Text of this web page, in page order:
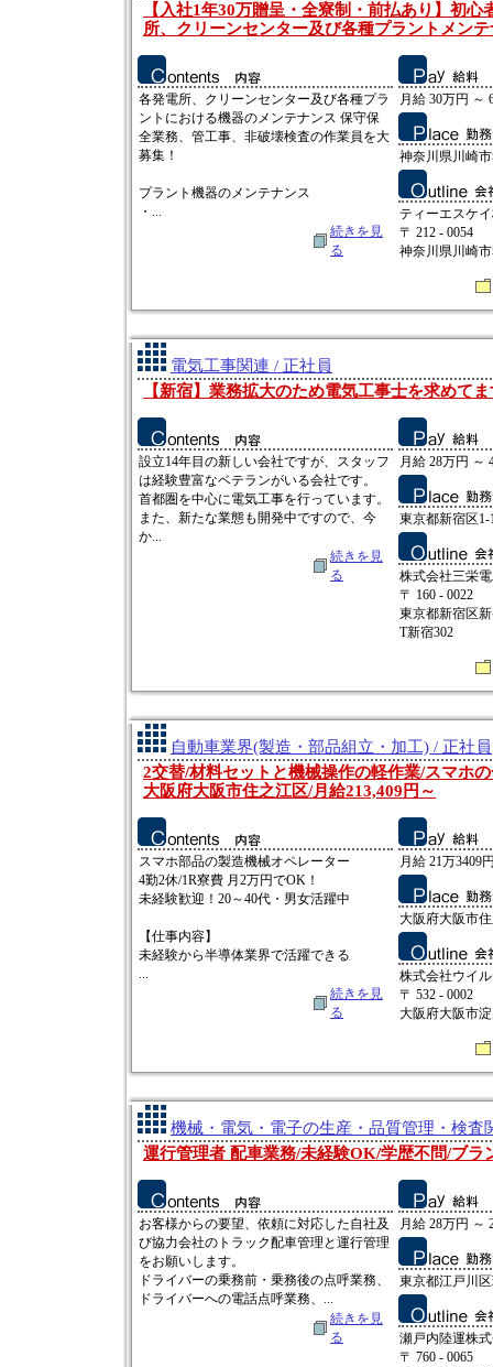
【入社1年30万贈呈・全寮制・前払あり】初
所、クリーンセンター及び各種プラントメン
各発電所、クリーンセンター及び各種プラ
ントにおける機器のメンテナンス 保守保
全業務、管工事、非破壊検査の作業員を大
募集！
プラント機器のメンテナンス
・...
続きを見
る
月給 30万円 ～
神奈川県川崎
ティーエスケ
〒 212 - 0054
神奈川県川崎
電気工事関連 / 正社員
【新宿】業務拡大のため電気工事士を求めて
設立14年目の新しい会社ですが、スタッフ
は経験豊富なベテランがいる会社です。
首都圏を中心に電気工事を行っています。
また、新たな業態も開発中ですので、今
か...
続きを見
る
月給 28万円 ～
東京都新宿区1-
株式会社三栄
〒 160 - 0022
東京都新宿区
T新宿302
自動車業界(製造・部品組立・加工) / 正社員
2交替/材料セットと機械操作の軽作業/スマホ
大阪府大阪市住之江区/月給213,409円～
スマホ部品の製造機械オペレーター
4勤2休/1R寮費 月2万円でOK！
未経験歓迎！20～40代・男女活躍中
【仕事内容】
未経験から半導体業界で活躍できる
...
続きを見
る
月給 21万3409
大阪府大阪市
株式会社ウイ
〒 532 - 0002
大阪府大阪市
機械・電気・電子の生産・品質管理・検査
運行管理者 配車業務/未経験OK/学歴不問/ブラ
お客様からの要望、依頼に対応した自社及
び協力会社のトラック配車管理と運行管理
をお願いします。
ドライバーの乗務前・乗務後の点呼業務、
ドライバーへの電話点呼業務、...
続きを見
る
月給 28万円 ～
東京都江戸川
瀬戸内陸運株
〒 760 - 0065